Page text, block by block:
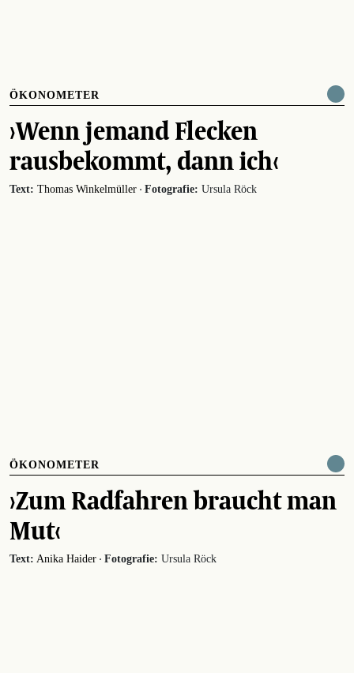
ÖKONOMETER
›Wenn jemand Flecken
rausbekommt, dann ich‹
Text: Thomas Winkelmüller · Fotografie: Ursula Röck
ÖKONOMETER
›Zum Radfahren braucht man
Mut‹
Text: Anika Haider · Fotografie: Ursula Röck